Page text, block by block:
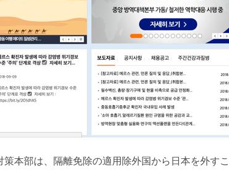
策本部は、隔離免除の適用除外国から日本を外す